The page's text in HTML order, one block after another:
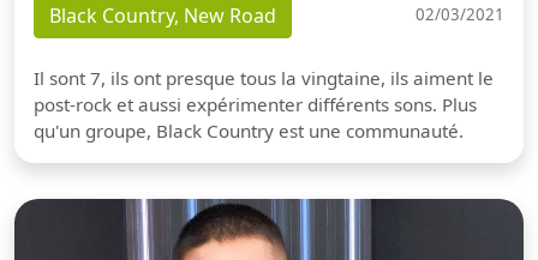
Black Country, New Road 02/03/2021
Il sont 7, ils ont presque tous la vingtaine, ils aiment le
post-rock et aussi expérimenter différents sons. Plus
qu'un groupe, Black Country est une communauté.